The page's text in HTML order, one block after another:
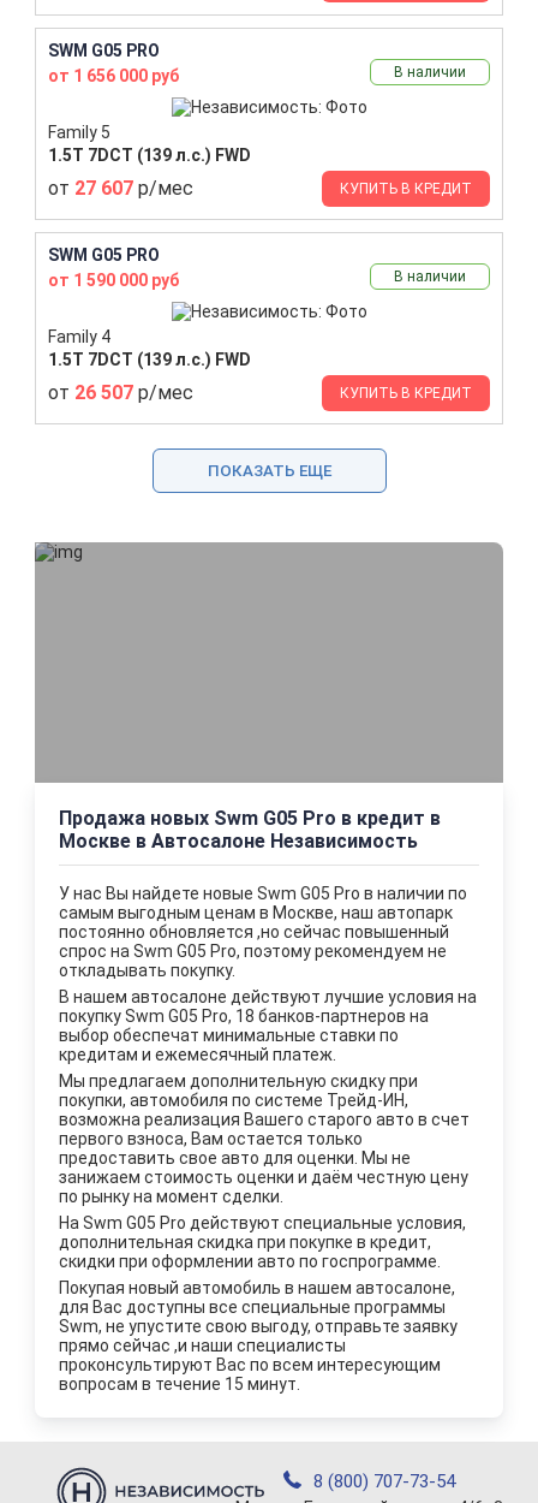
SWM G05 PRO
от 1 656 000 руб
В наличии
Family 5
1.5T 7DCT (139 л.с.) FWD
от 27 607 р/мес КУПИТЬ В КРЕДИТ
SWM G05 PRO
от 1 590 000 руб
В наличии
Family 4
1.5T 7DCT (139 л.с.) FWD
от 26 507 р/мес КУПИТЬ В КРЕДИТ
ПОКАЗАТЬ ЕЩЕ
Продажа новых Swm G05 Pro в кредит в
Москве в Автосалоне Независимость
У нас Вы найдете новые Swm G05 Pro в наличии по
самым выгодным ценам в Москве, наш автопарк
постоянно обновляется ,но сейчас повышенный
спрос на Swm G05 Pro, поэтому рекомендуем не
откладывать покупку.
В нашем автосалоне действуют лучшие уcловия на
покупку Swm G05 Pro, 18 банков-партнеров на
выбор обеспечат минимальные ставки по
кредитам и ежемесячный платеж.
Мы предлагаем дополнительную скидку при
покупки, автомобиля по системе Трейд-ИН,
возможна реализация Вашего старого авто в счет
первого взноса, Вам остается только
предоставить свое авто для оценки. Мы не
занижаем стоимость оценки и даём честную цену
по рынку на момент сделки.
На Swm G05 Pro действуют специальные условия,
дополнительная скидка при покупке в кредит,
скидки при оформлении авто по госпрограмме.
Покупая новый автомобиль в нашем автосалоне,
для Вас доступны все специальные программы
Swm, не упустите свою выгоду, отправьте заявку
прямо сейчас ,и наши специалисты
проконсультируют Вас по всем интересующим
вопросам в течение 15 минут.
8 (800) 707-73-54